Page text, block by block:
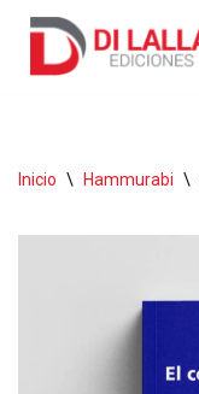
Inicio \ Hammurabi \